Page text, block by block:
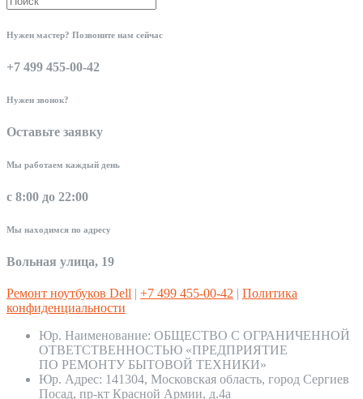
Нужен мастер? Позвоните нам сейчас
+7 499 455-00-42
Нужен звонок?
Оставьте заявку
Мы работаем каждый день
с 8:00 до 22:00
Мы находимся по адресу
Вольная улица, 19
Ремонт ноутбуков Dell | +7 499 455-00-42 | Политика
конфиденциальности
Юр. Наименование: ОБЩЕСТВО С ОГРАНИЧЕННОЙ
ОТВЕТСТВЕННОСТЬЮ «ПРЕДПРИЯТИЕ
ПО РЕМОНТУ БЫТОВОЙ ТЕХНИКИ»
Юр. Адрес: 141304, Московская область, город Сергиев
Посад, пр-кт Красной Армии, д.4а